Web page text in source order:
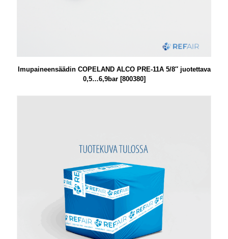
Imupaineensäädin COPELAND ALCO PRE-11A 5/8″ juotettava
0,5…6,9bar [800380]